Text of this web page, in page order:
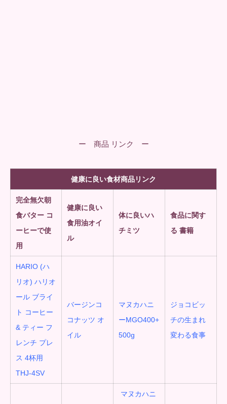
ー 商品 リンク ー
健康に良い食材商品リンク
完全無欠朝
食バター コ
ーヒーで使
用
健康に良い
食用油オイ
ル
体に良いハ
チミツ
食品に関す
る 書籍
HARIO (ハ
リオ) ハリオ
ール ブライ
ト コーヒー
& ティー フ
レンチ プレ
ス 4杯用
THJ-4SV
バージンコ
コナッツ オ
イル
マヌカハニ
ーMGO400+
500g
ジョコビッ
チの生まれ
変わる食事
マヌカハニ